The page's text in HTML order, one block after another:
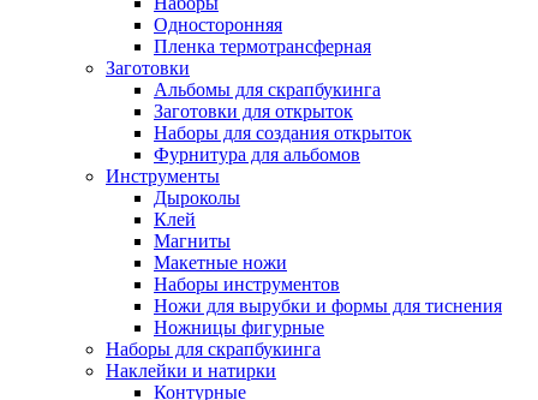
Односторонняя
Пленка термотрансферная
Заготовки
Альбомы для скрапбукинга
Заготовки для открыток
Наборы для создания открыток
Фурнитура для альбомов
Инструменты
Дыроколы
Клей
Магниты
Макетные ножи
Наборы инструментов
Ножи для вырубки и формы для тиснения
Ножницы фигурные
Наборы для скрапбукинга
Наклейки и натирки
Контурные